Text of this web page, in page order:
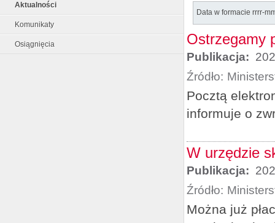
Aktualności
Komunikaty
Osiągnięcia
Data w formacie rrrr-
Ostrzegamy
Publikacja:
Źródło:
Pocztą
informuje o
W urzędzie
Publikacja:
Źródło:
Można już